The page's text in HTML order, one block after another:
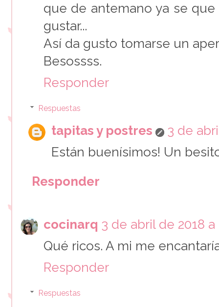
que de antemano ya se
gustar...
Así da gusto tomarse un
Besossss.
Responder
Respuestas
tapitas y postres
3 de
Están buenísimos! Un
Responder
cocinarq 3 de abril de 2018 a
Qué ricos. A mi me
Responder
Respuestas